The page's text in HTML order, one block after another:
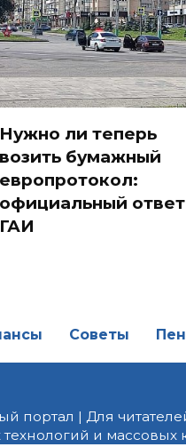
Нужно ли теперь
возить бумажный
европротокол:
официальный ответ
ГАИ
Советы
| Для
и массовых